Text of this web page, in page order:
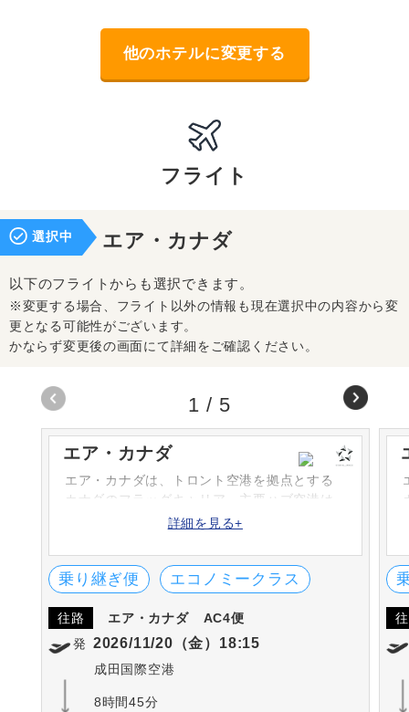
他のホテルに変更する
フライト
選択中 エア・カナダ
以下のフライトからも選択できます。
※変更する場合、フライト以外の情報も現在選択中の内容から変
更となる可能性がございます。
かならず変更後の画面にて詳細をご確認ください。
エア・カナダ
エア・カナダは、トロント空港を拠点とする
カナダのフラッグキャリア。主要ハブ空港は
トロントピアソン空港、バンクーバー空港は
便を運航しています。
詳細を見る+
乗り継ぎ便 エコノミークラス
往路 エア・カナダ
AC4便
発 2026/11/20（金）18:15
成田国際空港
8時間45分
1 / 5